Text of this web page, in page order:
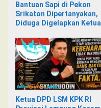
Bantuan Sapi di Pekon
Srikaton Dipertanyakan,
Diduga Digelapkan Ketua
Ketua DPD LSM KPK RI